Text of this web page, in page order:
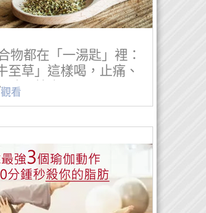
物都在「一湯匙」裡：
至草」這樣喝，止痛、
醇三效合一！
觀看